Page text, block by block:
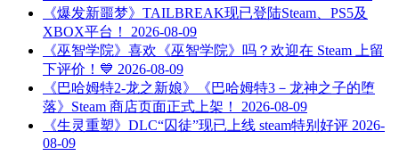
《爆发新噩梦》TAILBREAK现已登陆Steam、PS5及
XBOX平台！
2026-08-09
《巫智学院》喜欢《巫智学院》吗？欢迎在 Steam 上留
下评价！💙 2026-08-09
《巴哈姆特2-龙之新娘》《巴哈姆特3－龙神之子的堕
落》Steam 商店页面正式上架！
2026-08-09
《生灵重塑》DLC“囚徒”现已上线 steam特别好评 2026-
08-09